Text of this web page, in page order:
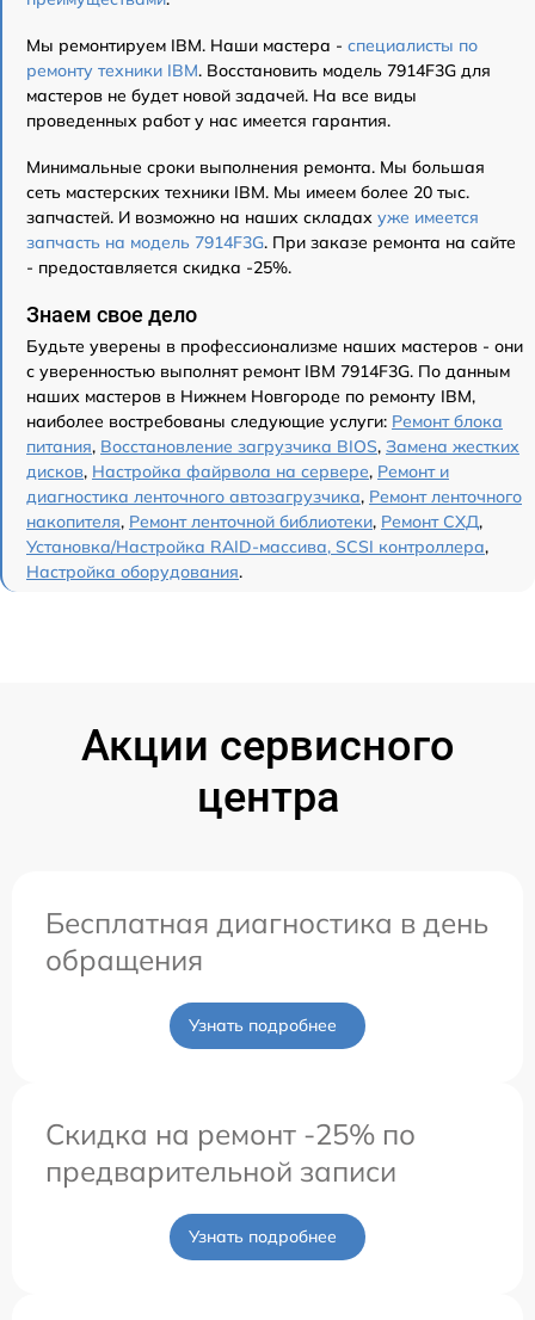
Мы ремонтируем IBM. Наши мастера - специалисты по
ремонту техники IBM. Восстановить модель 7914F3G для
мастеров не будет новой задачей. На все виды
проведенных работ у нас имеется гарантия.
Минимальные сроки выполнения ремонта. Мы большая
сеть мастерских техники IBM. Мы имеем более 20 тыс.
запчастей. И возможно на наших складах уже имеется
запчасть на модель 7914F3G. При заказе ремонта на сайте
- предоставляется скидка -25%.
Знаем свое дело
Будьте уверены в профессионализме наших мастеров - они
с уверенностью выполнят ремонт IBM 7914F3G. По данным
наших мастеров в Нижнем Новгороде по ремонту IBM,
наиболее востребованы следующие услуги: Ремонт блока
питания, Восстановление загрузчика BIOS, Замена жестких
дисков, Настройка файрвола на сервере, Ремонт и
диагностика ленточного автозагрузчика, Ремонт ленточного
накопителя, Ремонт ленточной библиотеки, Ремонт СХД,
Установка/Настройка RAID-массива, SCSI контроллера,
Настройка оборудования.
Акции сервисного
центра
Бесплатная диагностика в день
обращения
Узнать подробнее
Скидка на ремонт -25% по
предварительной записи
Узнать подробнее